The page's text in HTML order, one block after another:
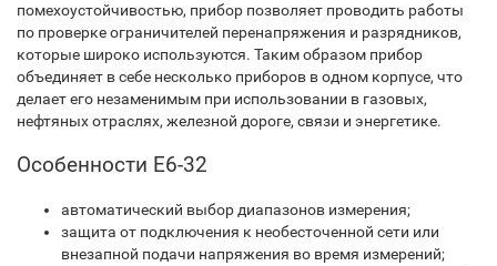
помехоустойчивостью, прибор позволяет проводить работы
по проверке ограничителей перенапряжения и разрядников,
которые широко используются. Таким образом прибор
объединяет в себе несколько приборов в одном корпусе, что
делает его незаменимым при использовании в газовых,
нефтяных отраслях, железной дороге, связи и энергетике.
Особенности Е6-32
автоматический выбор диапазонов измерения;
защита от подключения к необесточенной сети или
внезапной подачи напряжения во время измерений;